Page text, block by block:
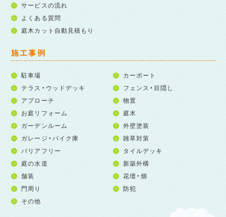
サービスの流れ
よくある質問
庭木カット自動見積もり
施工事例
駐車場
カーポート
テラス・ウッドデッキ
フェンス・目隠し
アプローチ
物置
お庭リフォーム
庭木
ガーデンルーム
外壁塗装
ガレージ・バイク庫
雑草対策
バリアフリー
タイルデッキ
庭の水道
新築外構
舗装
花壇・畑
門周り
防犯
その他